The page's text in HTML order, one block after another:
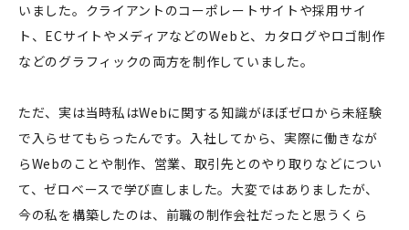
いました。クライアントのコーポレートサイトや採用サイ
ト、ECサイトやメディアなどのWebと、カタログやロゴ制作
などのグラフィックの両方を制作していました。
ただ、実は当時私はWebに関する知識がほぼゼロから未経験
で入らせてもらったんです。入社してから、実際に働きなが
らWebのことや制作、営業、取引先とのやり取りなどについ
て、ゼロベースで学び直しました。大変ではありましたが、
今の私を構築したのは、前職の制作会社だったと思うくら